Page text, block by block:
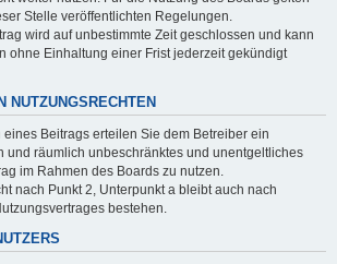
Stelle veröffentlichten Regelungen.
wird auf unbestimmte Zeit geschlossen und kann
ohne Einhaltung einer Frist jederzeit gekündigt
NUTZUNGSRECHTEN
eines Beitrags erteilen Sie dem Betreiber ein
und räumlich unbeschränktes und unentgeltliches
im Rahmen des Boards zu nutzen.
nach Punkt 2, Unterpunkt a bleibt auch nach
bestehen.